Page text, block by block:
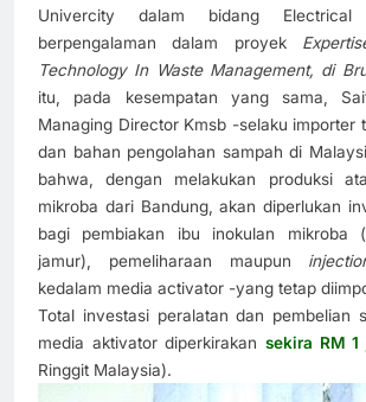
Univercity dalam bidang
berpengalaman dalam proyek
Technology In Waste Management, di
itu, pada kesempatan yang sama,
Managing Director Kmsb -selaku importer
dan bahan pengolahan sampah di
bahwa, dengan melakukan produksi
mikroba dari Bandung, akan diperlukan
bagi pembiakan ibu inokulan mikroba
jamur), pemeliharaan maupun
kedalam media activator -yang tetap
Total investasi peralatan dan pembelian
media aktivator diperkirakan sekira RM 1
Ringgit Malaysia).